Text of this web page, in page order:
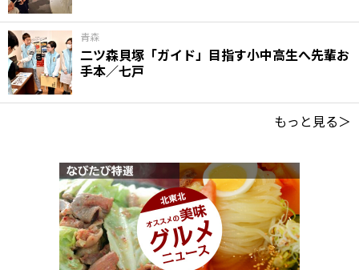
青森
二ツ森貝塚「ガイド」目指す小中高生へ先輩お
手本／七戸
もっと見る＞